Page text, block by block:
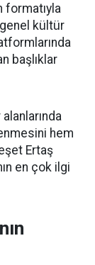
formatıyla
kültür
başlıklar
hem
Ertaş
en çok ilgi